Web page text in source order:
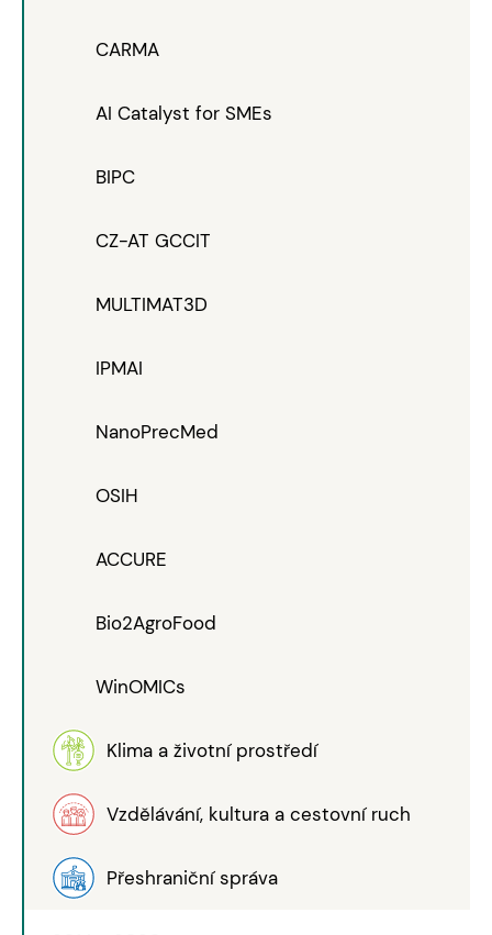
CARMA
AI Catalyst for SMEs
BIPC
CZ-AT GCCIT
MULTIMAT3D
IPMAI
NanoPrecMed
OSIH
ACCURE
Bio2AgroFood
WinOMICs
Klima a životní prostředí
Vzdělávání, kultura a cestovní ruch
Přeshraniční správa